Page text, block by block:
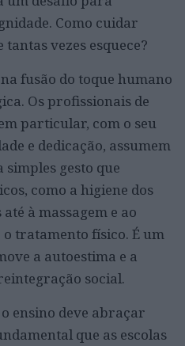
Como cuidar
tantas vezes esquece?
fusão do toque humano
Os profissionais de
particular, com o seu
e dedicação, assumem
simples gesto que
como a higiene dos
à massagem e ao
tratamento físico. É um
a autoestima e a
social.
ensino deve abraçar
que as escolas